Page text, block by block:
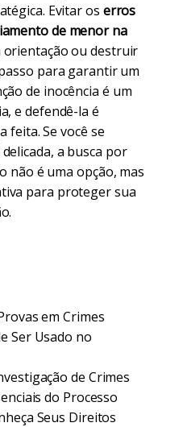
Evitar os erros
de menor na
orientação ou destruir
para garantir um
de inocência é um
e defendê-la é
feita. Se você se
a busca por
não é uma opção, mas
para proteger sua
em Crimes
Ser Usado no
de Crimes
do Processo
Seus Direitos